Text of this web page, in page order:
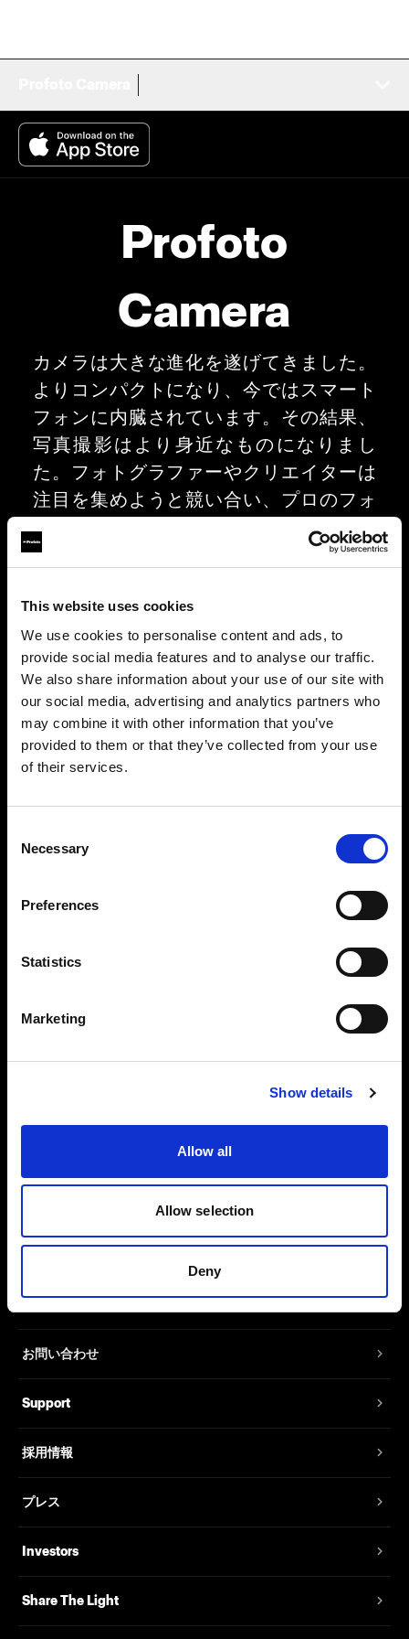
This website uses cookies
We use cookies to personalise content and ads, to
provide social media features and to analyse our traffic.
We also share information about your use of our site with
our social media, advertising and analytics partners who
may combine it with other information that you’ve
provided to them or that they’ve collected from your use
of their services.
Selection
Necessary
Preferences
Statistics
Marketing
Show details
Allow all
Allow selection
Deny
Profoto
Camera
カメラは大きな進化を遂げてきました。
よりコンパクトになり、今ではスマート
フォンに内臓されています。その結果、
写真撮影はより身近なものになりまし
た。フォトグラファーやクリエイターは
注目を集めようと競い合い、プロのフォ
トグラファーはストロボなど外部の光を
活用して、存在感放つ写真を撮ろうと奮
絶えずイノベーションを生み出してきま
した。Profoto Camera はまさにその例
で、優れたライティングでスマートフォ
ンフォトグラフィーを最適化できるアプ
リです。
ポストプロダクション（編集）を迅速に
撮影時にトーン、色味、露出の調整がす
Profoto ライトを使用してベストな結果
ProfotoRAW は業界標準のデジタルネガ
真編集アプリで編集ができます。
ProfotoRAW ファイルは JPEG ファイル
の 5 ～ 8 倍の大きさです。写真にはより
多くのディテールが描写されます。
お問い合わせ
Support
採用情報
プレス
Investors
Share The Light